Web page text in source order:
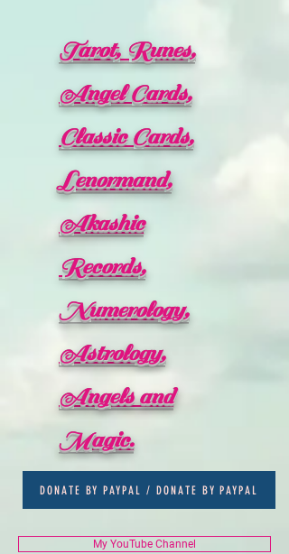
Tarot, Runes,
Angel Cards,
Classic Cards,
Lenormand,
Akashic
Records,
Numerology,
Astrology,
Angels and
Magic.
DONATE BY PAYPAL / DONATE BY PAYPAL
My YouTube Channel